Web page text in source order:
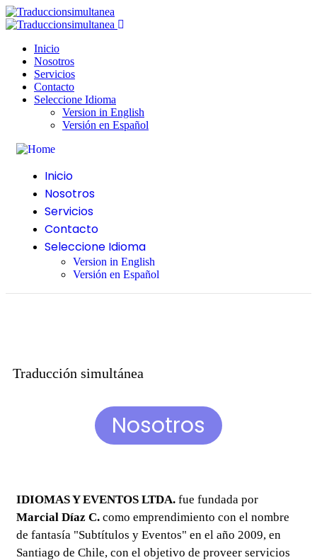
Inicio
Nosotros
Servicios
Contacto
Seleccione Idioma
Version in English
Versión en Español
Inicio
Nosotros
Servicios
Contacto
Seleccione Idioma
Version in English
Versión en Español
Traducción simultánea
Nosotros
IDIOMAS Y EVENTOS LTDA. fue fundada por
Marcial Díaz C. como emprendimiento con el nombre
de fantasía "Subtítulos y Eventos" en el año 2009, en
Santiago de Chile, con el objetivo de proveer servicios